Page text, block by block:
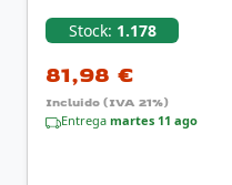
Stock: 1.178
81,98 €
Incluido (IVA 21%)
Entrega martes 11 ago